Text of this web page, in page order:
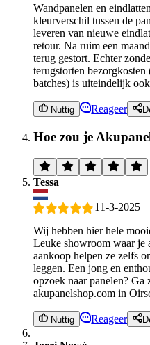
Wandpanelen en
kleurverschil tussen de
leveren van nieuwe
retour. Na ruim een
terug gestort. Echter
terugstorten
batches) is uiteindelijk
Nuttig Reageer
Hoe zou je
Tessa
11-3-2025
Wij hebben hier hele
Leuke showroom waar je
aankoop helpen ze zelfs
leggen. Een jong en
opzoek naar panelen? Ga
akupanelshop.com in
Nuttig Reageer